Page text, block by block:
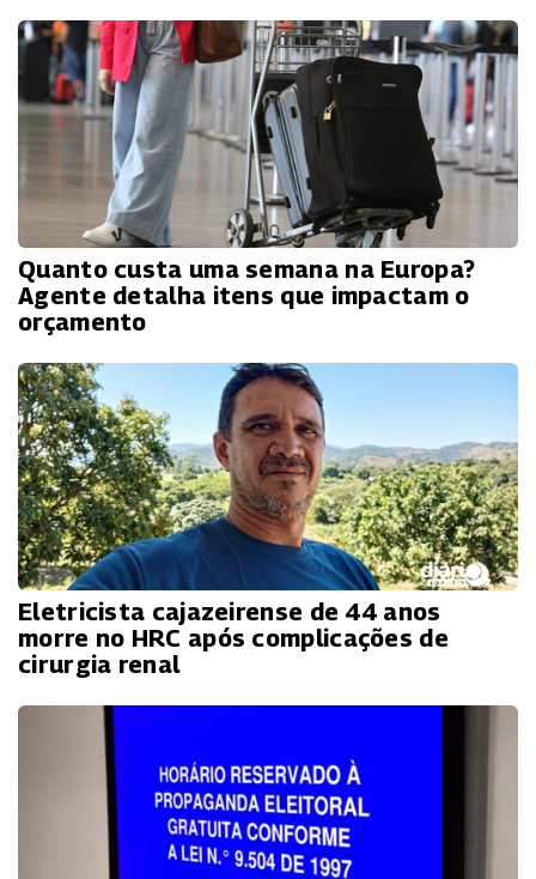
Quanto custa uma semana na Europa?
Agente detalha itens que impactam o
orçamento
Eletricista cajazeirense de 44 anos
morre no HRC após complicações de
cirurgia renal